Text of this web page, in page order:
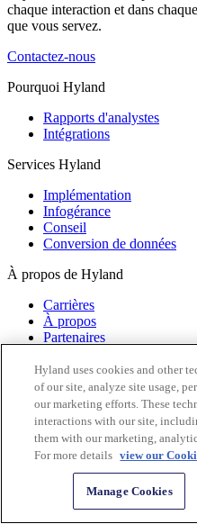
chaque interaction et dans
que vous servez.
Contactez-nous
Pourquoi Hyland
Rapports d'analystes
Intégrations
Services Hyland
Implémentation
Infogérance
Conseil
Conversion de données
À propos de Hyland
Carrières
À propos
Partenaires
Toutes les pages
Connecter
Communauté
Événements
Formation
Documentation
Support technique
Hyland uses cookies and other
of our site, analyze site usage,
our marketing efforts. These
interactions with our site,
them with our marketing,
For more details view our
Manage Cookies